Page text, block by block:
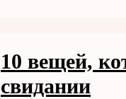
10 вещей,
свидании